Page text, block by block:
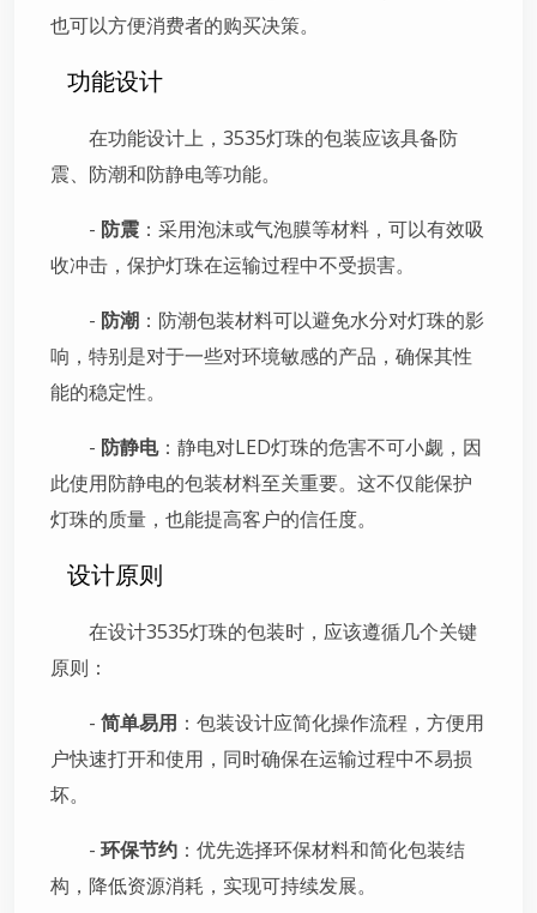
也可以方便消费者的购买决策。
功能设计
在功能设计上，3535灯珠的包装应该具备防
震、防潮和防静电等功能。
- 防震 ：采用泡沫或气泡膜等材料，可以有效吸
收冲击，保护灯珠在运输过程中不受损害。
- 防潮 ：防潮包装材料可以避免水分对灯珠的影
响，特别是对于一些对环境敏感的产品，确保其性
能的稳定性。
- 防静电：静电对LED灯珠的危害不可小觑，因
此使用防静电的包装材料至关重要。这不仅能保护
灯珠的质量，也能提高客户的信任度。
设计原则
在设计3535灯珠的包装时，应该遵循几个关键
原则：
- 简单易用 ：包装设计应简化操作流程，方便用
户快速打开和使用，同时确保在运输过程中不易损
坏。
- 环保节约 ：优先选择环保材料和简化包装结
构，降低资源消耗，实现可持续发展。